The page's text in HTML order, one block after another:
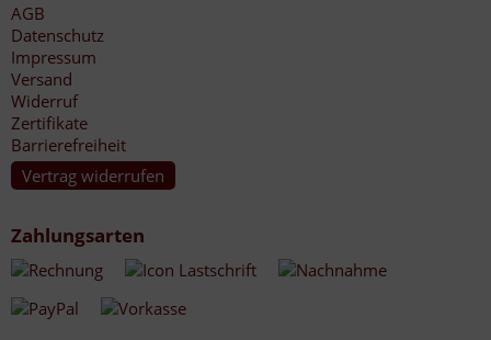
AGB
Datenschutz
Impressum
Versand
Widerruf
Zertifikate
Barrierefreiheit
Vertrag widerrufen
Zahlungsarten